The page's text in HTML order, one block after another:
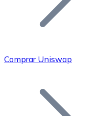
Bitcoin
Comprar Uniswap